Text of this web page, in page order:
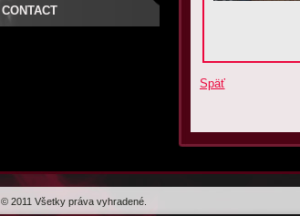
Späť
CONTACT
© 2011 Všetky práva vyhradené.